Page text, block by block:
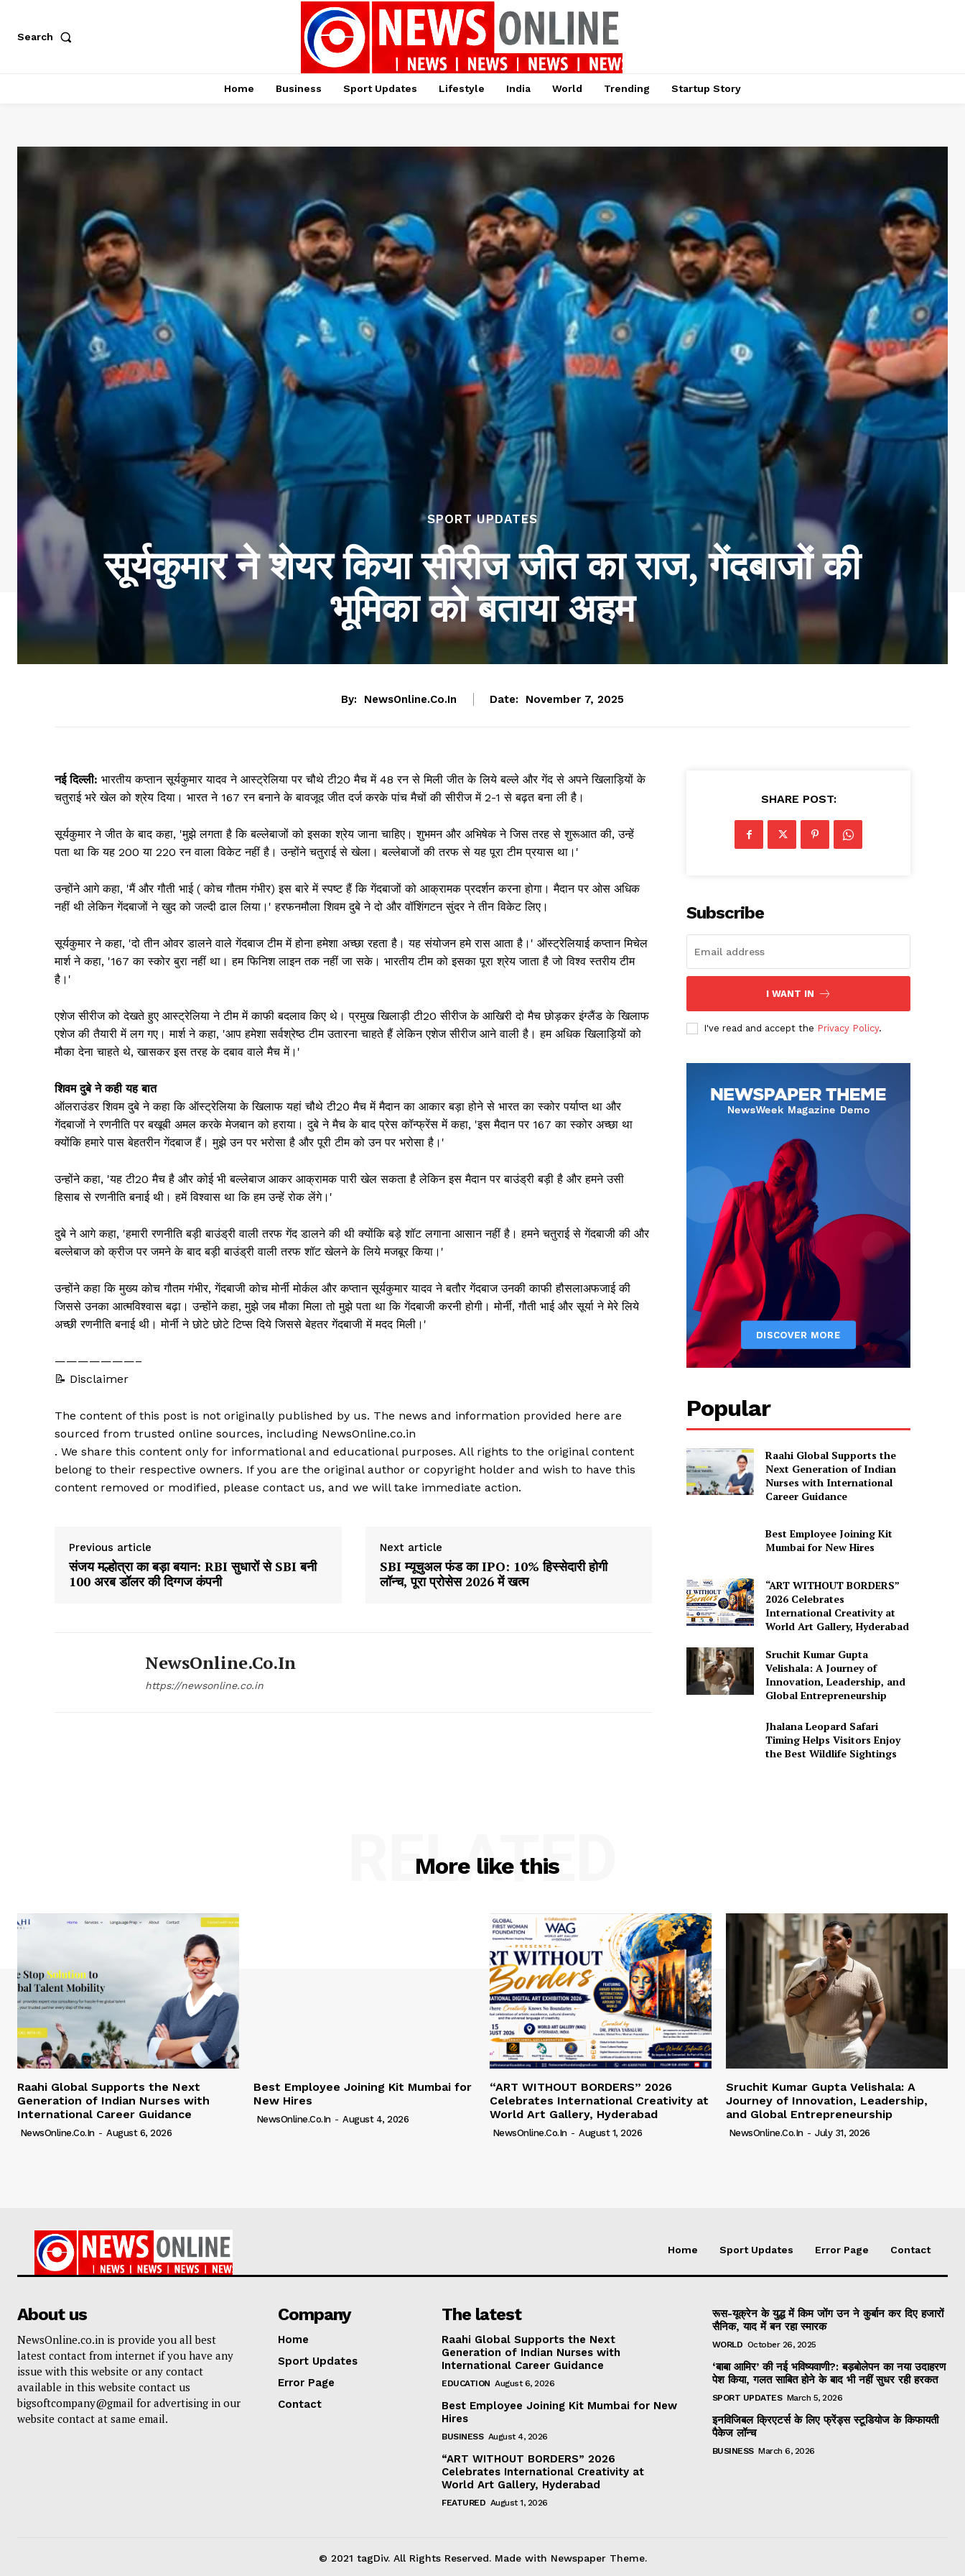
Search
Home Business Sport Updates Lifestyle India World Trending Startup Story
SPORT UPDATES
सूर्यकुमार ने शेयर किया सीरीज जीत का राज, गेंदबाजों की
भूमिका को बताया अहम
By: NewsOnline.co.in Date: November 7, 2025
नई दिल्ली: भारतीय कप्तान सूर्यकुमार यादव ने आस्ट्रेलिया पर चौथे टी20 मैच में 48 रन से मिली जीत के लिये बल्ले और गेंद से अपने खिलाड़ियों के
चतुराई भरे खेल को श्रेय दिया। भारत ने 167 रन बनाने के बावजूद जीत दर्ज करके पांच मैचों की सीरीज में 2-1 से बढ़त बना ली है।
सूर्यकुमार ने जीत के बाद कहा, 'मुझे लगता है कि बल्लेबाजों को इसका श्रेय जाना चाहिए। शुभमन और अभिषेक ने जिस तरह से शुरूआत की, उन्हें
पता था कि यह 200 या 220 रन वाला विकेट नहीं है। उन्होंने चतुराई से खेला। बल्लेबाजों की तरफ से यह पूरा टीम प्रयास था।'
उन्होंने आगे कहा, 'मैं और गौती भाई ( कोच गौतम गंभीर) इस बारे में स्पष्ट हैं कि गेंदबाजों को आक्रामक प्रदर्शन करना होगा। मैदान पर ओस अधिक
नहीं थी लेकिन गेंदबाजों ने खुद को जल्दी ढाल लिया।' हरफनमौला शिवम दुबे ने दो और वॉशिंगटन सुंदर ने तीन विकेट लिए।
सूर्यकुमार ने कहा, 'दो तीन ओवर डालने वाले गेंदबाज टीम में होना हमेशा अच्छा रहता है। यह संयोजन हमे रास आता है।' ऑस्ट्रेलियाई कप्तान मिचेल
मार्श ने कहा, '167 का स्कोर बुरा नहीं था। हम फिनिश लाइन तक नहीं जा सके। भारतीय टीम को इसका पूरा श्रेय जाता है जो विश्व स्तरीय टीम
है।'
एशेज सीरीज को देखते हुए आस्ट्रेलिया ने टीम में काफी बदलाव किए थे। प्रमुख खिलाड़ी टी20 सीरीज के आखिरी दो मैच छोड़कर इंग्लैंड के खिलाफ
एशेज की तैयारी में लग गए। मार्श ने कहा, 'आप हमेशा सर्वश्रेष्ठ टीम उतारना चाहते हैं लेकिन एशेज सीरीज आने वाली है। हम अधिक खिलाड़ियों को
मौका देना चाहते थे, खासकर इस तरह के दबाव वाले मैच में।'
शिवम दुबे ने कही यह बात
ऑलराउंडर शिवम दुबे ने कहा कि ऑस्ट्रेलिया के खिलाफ यहां चौथे टी20 मैच में मैदान का आकार बड़ा होने से भारत का स्कोर पर्याप्त था और
गेंदबाजों ने रणनीति पर बखूबी अमल करके मेजबान को हराया। दुबे ने मैच के बाद प्रेस कॉन्फ्रेंस में कहा, 'इस मैदान पर 167 का स्कोर अच्छा था
क्योंकि हमारे पास बेहतरीन गेंदबाज हैं। मुझे उन पर भरोसा है और पूरी टीम को उन पर भरोसा है।'
उन्होंने कहा, 'यह टी20 मैच है और कोई भी बल्लेबाज आकर आक्रामक पारी खेल सकता है लेकिन इस मैदान पर बाउंड्री बड़ी है और हमने उसी
हिसाब से रणनीति बनाई थी। हमें विश्वास था कि हम उन्हें रोक लेंगे।'
दुबे ने आगे कहा, 'हमारी रणनीति बड़ी बाउंड्री वाली तरफ गेंद डालने की थी क्योंकि बड़े शॉट लगाना आसान नहीं है। हमने चतुराई से गेंदबाजी की और
बल्लेबाज को क्रीज पर जमने के बाद बड़ी बाउंड्री वाली तरफ शॉट खेलने के लिये मजबूर किया।'
उन्होंने कहा कि मुख्य कोच गौतम गंभीर, गेंदबाजी कोच मोर्नी मोर्कल और कप्तान सूर्यकुमार यादव ने बतौर गेंदबाज उनकी काफी हौसलाअफजाई की
जिससे उनका आत्मविश्वास बढ़ा। उन्होंने कहा, मुझे जब मौका मिला तो मुझे पता था कि गेंदबाजी करनी होगी। मोर्नी, गौती भाई और सूर्या ने मेरे लिये
अच्छी रणनीति बनाई थी। मोर्नी ने छोटे छोटे टिप्स दिये जिससे बेहतर गेंदबाजी में मदद मिली।'
———————–
📝 Disclaimer
The content of this post is not originally published by us. The news and information provided here are
sourced from trusted online sources, including NewsOnline.co.in
. We share this content only for informational and educational purposes. All rights to the original content
belong to their respective owners. If you are the original author or copyright holder and wish to have this
content removed or modified, please contact us, and we will take immediate action.
Previous article
संजय मल्होत्रा का बड़ा बयान: RBI सुधारों से SBI बनी
100 अरब डॉलर की दिग्गज कंपनी
Next article
SBI म्यूचुअल फंड का IPO: 10% हिस्सेदारी होगी
लॉन्च, पूरा प्रोसेस 2026 में खत्म
NewsOnline.co.in
https://newsonline.co.in
SHARE POST:
Subscribe
I WANT IN
I've read and accept the Privacy Policy.
Popular
Raahi Global Supports the
Next Generation of Indian
Nurses with International
Career Guidance
Best Employee Joining Kit
Mumbai for New Hires
“ART WITHOUT BORDERS”
2026 Celebrates
International Creativity at
World Art Gallery, Hyderabad
Sruchit Kumar Gupta
Velishala: A Journey of
Innovation, Leadership, and
Global Entrepreneurship
Jhalana Leopard Safari
Timing Helps Visitors Enjoy
the Best Wildlife Sightings
More like this
RELATED
Raahi Global Supports the Next
Generation of Indian Nurses with
International Career Guidance
NewsOnline.co.in - August 6, 2026
Best Employee Joining Kit Mumbai for
New Hires
NewsOnline.co.in - August 4, 2026
“ART WITHOUT BORDERS” 2026
Celebrates International Creativity at
World Art Gallery, Hyderabad
NewsOnline.co.in - August 1, 2026
Sruchit Kumar Gupta Velishala: A
Journey of Innovation, Leadership,
and Global Entrepreneurship
NewsOnline.co.in - July 31, 2026
Home Sport Updates Error Page Contact
About us
NewsOnline.co.in is provide you all best
latest contact from internet if you have any
issue with this website or any contact
available in this website contact us
bigsoftcompany@gmail for advertising in our
website contact at same email.
Company
Home
Sport Updates
Error Page
Contact
The latest
Raahi Global Supports the Next
Generation of Indian Nurses with
International Career Guidance
EDUCATION August 6, 2026
Best Employee Joining Kit Mumbai for New
Hires
BUSINESS August 4, 2026
“ART WITHOUT BORDERS” 2026
Celebrates International Creativity at
World Art Gallery, Hyderabad
FEATURED August 1, 2026
रूस-यूक्रेन के युद्ध में किम जोंग उन ने कुर्बान कर दिए हजारों
सैनिक, याद में बन रहा स्मारक
WORLD October 26, 2025
‘बाबा आमिर’ की नई भविष्यवाणी?: बड़बोलेपन का नया उदाहरण
पेश किया, गलत साबित होने के बाद भी नहीं सुधर रही हरकत
SPORT UPDATES March 5, 2026
इनविजिबल क्रिएटर्स के लिए फ्रेंड्स स्टूडियोज के किफायती
पैकेज लॉन्च
BUSINESS March 6, 2026
© 2021 tagDiv. All Rights Reserved. Made with Newspaper Theme.